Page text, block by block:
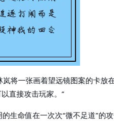
将一张画着望远镜图案的卡放
直接攻击玩家。”
生命值在一次次“微不足道”的攻